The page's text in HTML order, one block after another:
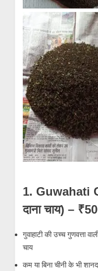
1. Guwahati
दाना चाय) –
गुवाहाटी की उच्च गुणवत्ता
चाय
कम या बिना चीनी के भी